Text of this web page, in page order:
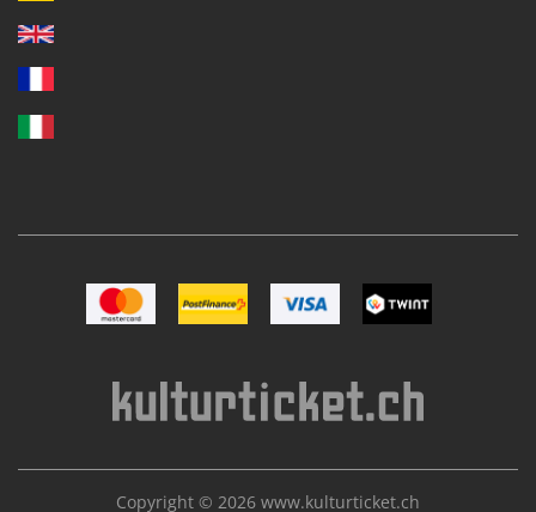
Bild MastercardBild Postfinance
Bild VISA Bild TWINT
Copyright © 2026 www.kulturticket.ch